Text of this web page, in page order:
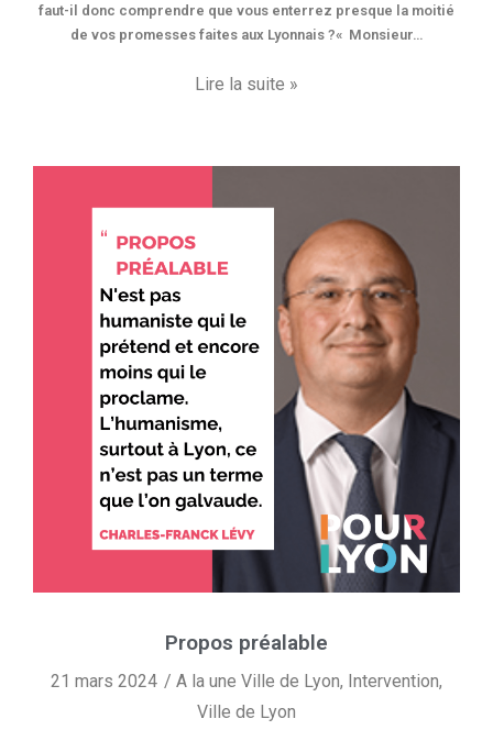
faut-il donc comprendre que vous enterrez presque la moitié
de vos promesses faites aux Lyonnais ?« Monsieur…
Lire la suite »
Propos préalable
21 mars 2024 A la une Ville de Lyon, Intervention,
Ville de Lyon